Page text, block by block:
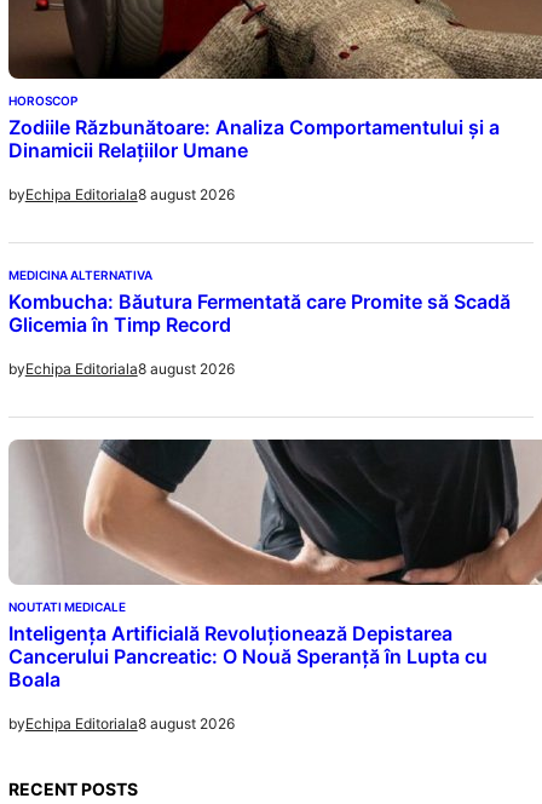
HOROSCOP
Zodiile Răzbunătoare: Analiza Comportamentului și a
Dinamicii Relațiilor Umane
byEchipa Editoriala8 august 2026
MEDICINA ALTERNATIVA
Kombucha: Băutura Fermentată care Promite să Scadă
Glicemia în Timp Record
byEchipa Editoriala8 august 2026
NOUTATI MEDICALE
Inteligența Artificială Revoluționează Depistarea
Cancerului Pancreatic: O Nouă Speranță în Lupta cu
Boala
byEchipa Editoriala8 august 2026
RECENT POSTS